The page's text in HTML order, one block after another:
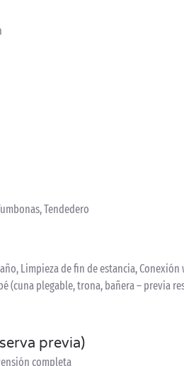
Tendedero
Limpieza de fin de estancia, Conexión
(cuna plegable, trona, bañera – previa
previa)
completa